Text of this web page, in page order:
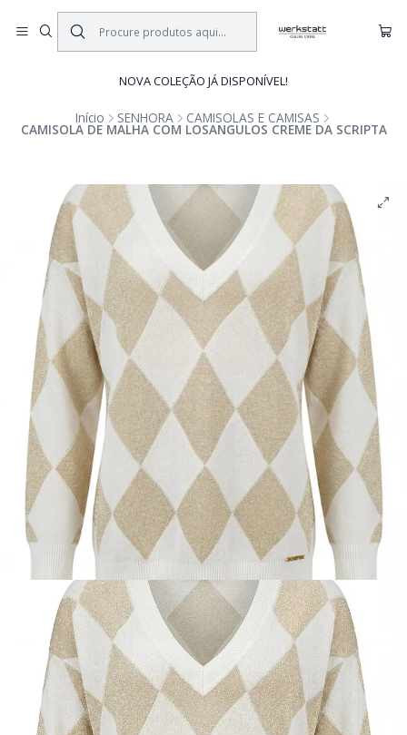
NOVA COLEÇÃO JÁ DISPONÍVEL!
Início SENHORA CAMISOLAS E CAMISAS
CAMISOLA DE MALHA COM LOSANGULOS CREME DA SCRIPTA